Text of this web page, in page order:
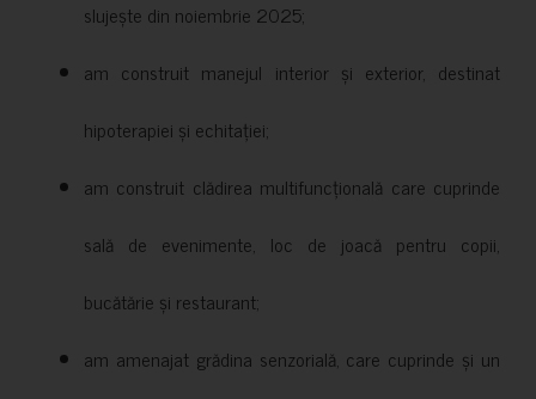
slujește din noiembrie 2025;
am construit manejul interior și exterior, destinat
hipoterapiei și echitației;
am construit clădirea multifuncțională care cuprinde
sală de evenimente, loc de joacă pentru copii,
bucătărie și restaurant;
am amenajat grădina senzorială, care cuprinde și un